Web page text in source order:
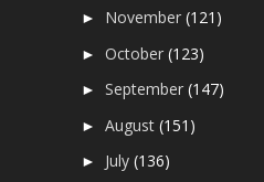
► November(121)
►October(123)
►September(147)
►August(151)
► July(136)